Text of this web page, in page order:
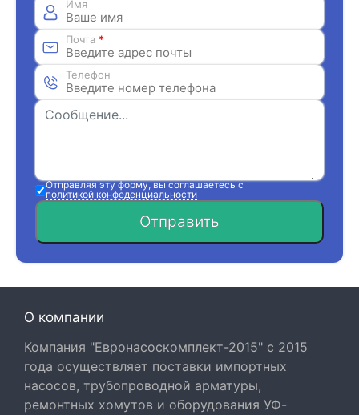
Имя
Почта *
Телефон
Отправляя эту форму, вы соглашаетесь с
политикой конфеденциальности
Отправить
О компании
Компания "Евронасоскомплект-2015" с 2015
года осуществляет поставки импортных
насосов, трубопроводной арматуры,
ремонтных хомутов и оборудования УФ-